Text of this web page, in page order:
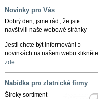
Novinky pro Vás
Dobrý den, jsme rádi, že jste
navštívili naše webowé stránky
Jestli chcte být informováni o
novinkách na našem webu klikněte
zde
Nabídka pro zlatnické firmy
Široký sortiment